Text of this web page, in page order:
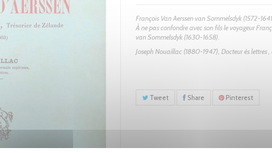
François Van Aerssen van Sommelsdyk (1572-
À ne pas confondre avec son fils le voyageur
van Sommelsdyk (1630-1658).
Joseph Nouaillac (1880-1947), Docteur ès lettres
Tweet Share Pinterest